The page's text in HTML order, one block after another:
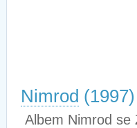
Nimrod (1997)
Albem Nimrod se